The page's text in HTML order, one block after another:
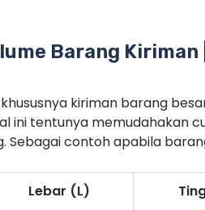
Barang
kiriman barang
ini tentunya memudahakan
Sebagai contoh apabila
Lebar (L)